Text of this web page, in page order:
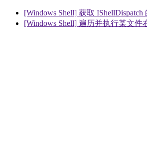
[Windows Shell] 获取
[Windows Shell] 遍历并执行某文件